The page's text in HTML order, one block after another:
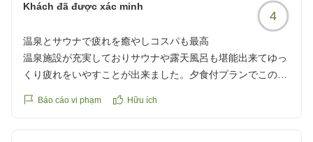
Khách đã được xác minh
4
温泉とサウナで疲れを癒やしコスパも最高
温泉施設が充実しておりサウナや露天風呂も堪能出来てゆっ
くり疲れをいやすことが出来ました。夕食付プランでこの価
クチコミの詳細はこちらから
Báo cáo vi phạm Hữu ích